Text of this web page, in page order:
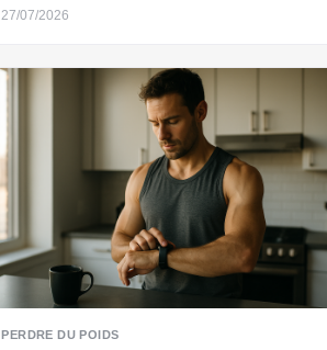
27/07/2026
PERDRE DU POIDS